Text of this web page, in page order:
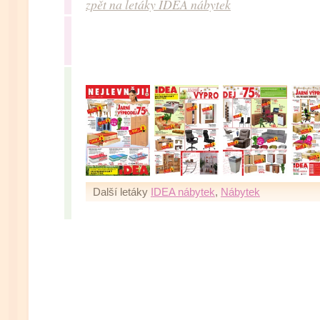
zpět na letáky IDEA nábytek
Další letáky IDEA nábytek, Nábytek